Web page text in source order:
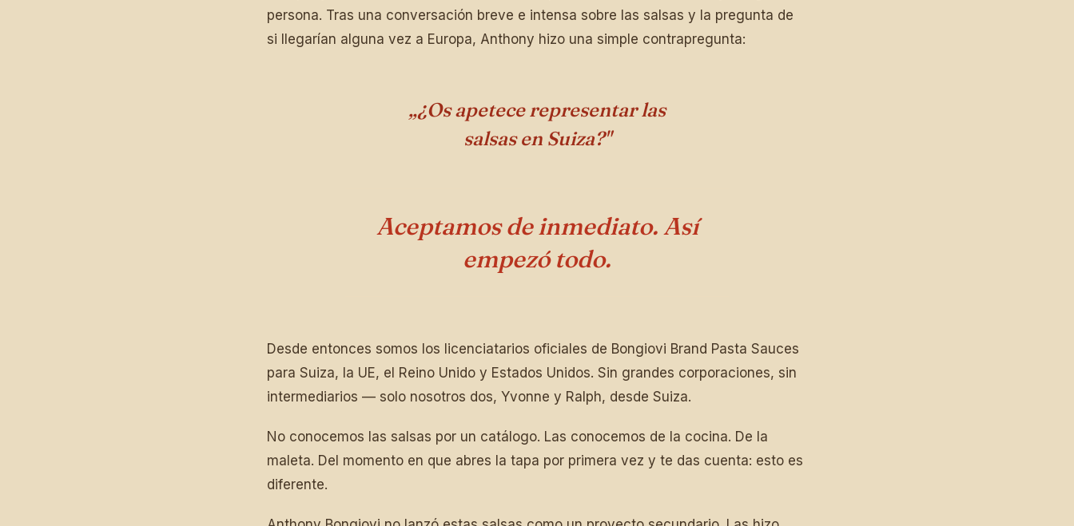
persona. Tras una conversación breve e intensa sobre las salsas y la pregunta de
si llegarían alguna vez a Europa, Anthony hizo una simple contrapregunta:
„¿Os apetece representar las
salsas en Suiza?"
Aceptamos de inmediato. Así
empezó todo.
Desde entonces somos los licenciatarios oficiales de Bongiovi Brand Pasta Sauces
para Suiza, la UE, el Reino Unido y Estados Unidos. Sin grandes corporaciones, sin
intermediarios — solo nosotros dos, Yvonne y Ralph, desde Suiza.
No conocemos las salsas por un catálogo. Las conocemos de la cocina. De la
maleta. Del momento en que abres la tapa por primera vez y te das cuenta: esto es
diferente.